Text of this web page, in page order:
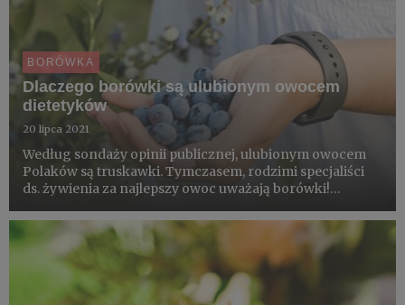
BORÓWKA
Dlaczego borówki są ulubionym owocem
dietetyków
20 lipca 2021
Według sondaży opinii publicznej, ulubionym owocem
Polaków są truskawki. Tymczasem, rodzimi specjaliści
ds. żywienia za najlepszy owoc uważają borówki!